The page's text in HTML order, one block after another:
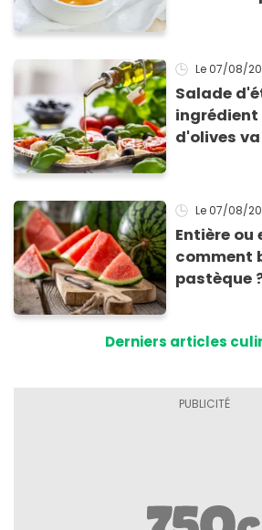
Le 07/08/
Salade
ingrédient
d'olives
Le 07/08/
Entière ou
comment
pastèque
Derniers articles